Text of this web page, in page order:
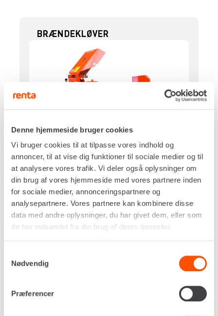
Denne hjemmeside bruger cookies
Vi bruger cookies til at tilpasse vores indhold og
annoncer, til at vise dig funktioner til sociale medier og til
at analysere vores trafik. Vi deler også oplysninger om
din brug af vores hjemmeside med vores partnere inden
for sociale medier, annonceringspartnere og
analysepartnere. Vores partnere kan kombinere disse
data med andre oplysninger, du har givet dem, eller som
de har indsamlet fra din brug af deres tjenester.
Nødvendig
Præferencer
BRÆNDEKLØVER
Drivkraft
Benzin
Kløvetryk, maks.
14 t
Trælængde, maks.
700 mm
Egenvægt
Ekskl. moms